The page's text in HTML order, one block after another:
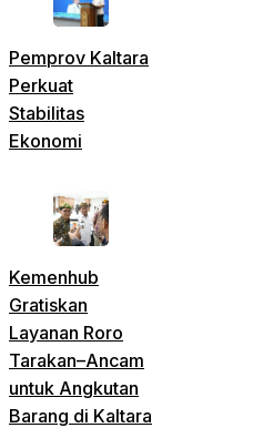
Pemprov Kaltara
Perkuat
Stabilitas
Ekonomi
Kemenhub
Gratiskan
Layanan Roro
Tarakan–Ancam
untuk Angkutan
Barang di Kaltara